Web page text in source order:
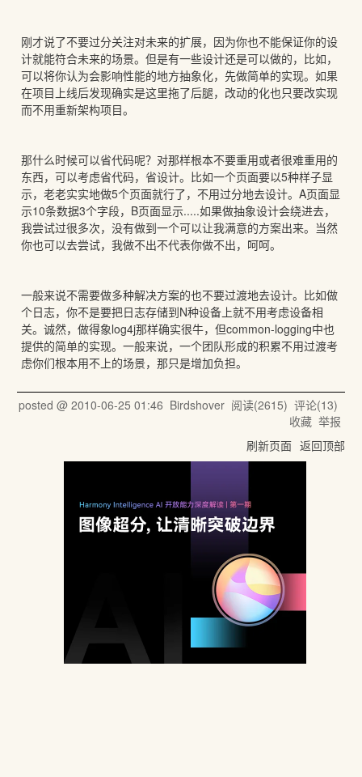
刚才说了不要过分关注对未来的扩展，因为你也不能保证你的设
计就能符合未来的场景。但是有一些设计还是可以做的，比如，
可以将你认为会影响性能的地方抽象化，先做简单的实现。如果
在项目上线后发现确实是这里拖了后腿，改动的化也只要改实现
而不用重新架构项目。
那什么时候可以省代码呢？对那样根本不要重用或者很难重用的
东西，可以考虑省代码，省设计。比如一个页面要以5种样子显
示，老老实实地做5个页面就行了，不用过分地去设计。A页面显
示10条数据3个字段，B页面显示.....如果做抽象设计会绕进去，
我尝试过很多次，没有做到一个可以让我满意的方案出来。当然
你也可以去尝试，我做不出不代表你做不出，呵呵。
一般来说不需要做多种解决方案的也不要过渡地去设计。比如做
个日志，你不是要把日志存储到N种设备上就不用考虑设备相
关。诚然，做得象log4j那样确实很牛，但common-logging中也
提供的简单的实现。一般来说，一个团队形成的积累不用过渡考
虑你们根本用不上的场景，那只是增加负担。
posted @ 2010-06-25 01:46 Birdshover阅读(2615) 评论(13)
收藏 举报
刷新页面 返回顶部